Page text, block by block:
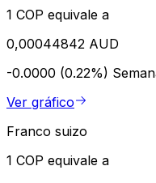
1 COP equivale a
0,00044842 AUD
-0.0000 (0.22%)
Ver gráfico
Franco suizo
1 COP equivale a